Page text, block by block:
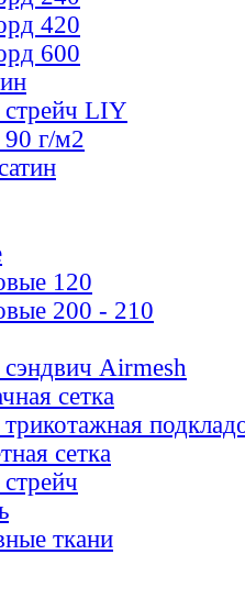
420
600
стрейч LIY
90 г/м2
120
200 - 210
сэндвич Airmesh
сетка
трикотажная
сетка
ткани